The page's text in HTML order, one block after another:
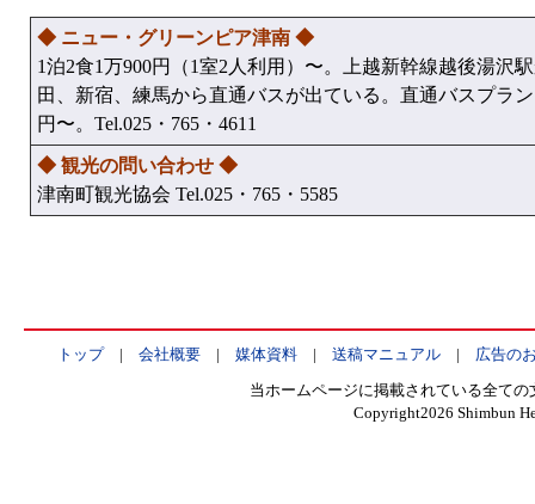
◆ ニュー・グリーンピア津南 ◆
1泊2食1万900円（1室2人利用）〜。上越新幹線越後湯沢
田、新宿、練馬から直通バスが出ている。直通バスプラ
円〜。Tel.025・765・4611
◆ 観光の問い合わせ ◆
津南町観光協会 Tel.025・765・5585
トップ| 会社概要| 媒体資料| 送稿マニュアル| 広告の
当ホームページに掲載されている全て
Copyright2026 Shimbun